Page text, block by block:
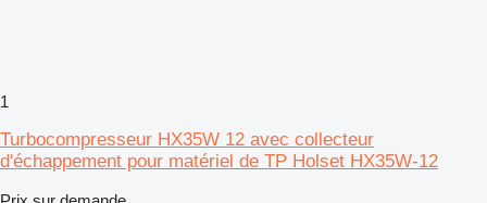
1
Turbocompresseur HX35W 12 avec collecteur
d'échappement pour matériel de TP Holset HX35W-12